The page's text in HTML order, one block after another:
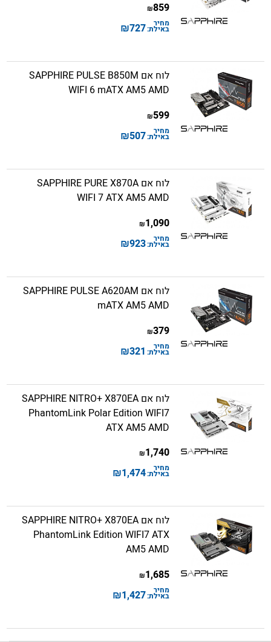
859
₪
מחיר
באילת:727
₪
לוח אם SAPPHIRE PULSE B850M
WIFI 6 mATX AM5 AMD
599
₪
מחיר
באילת:507
₪
לוח אם SAPPHIRE PURE X870A
WIFI 7 ATX AM5 AMD
1,090
₪
מחיר
באילת:923
₪
לוח אם SAPPHIRE PULSE A620AM
mATX AM5 AMD
379
₪
מחיר
באילת: 321
₪
לוח אם SAPPHIRE NITRO+ X870EA
PhantomLink Polar Edition WIFI7
ATX AM5 AMD
1,740
₪
מחיר
באילת:1,474
₪
לוח אם SAPPHIRE NITRO+ X870EA
PhantomLink Edition WIFI7 ATX
AM5 AMD
1,685
₪
מחיר
באילת:1,427
₪